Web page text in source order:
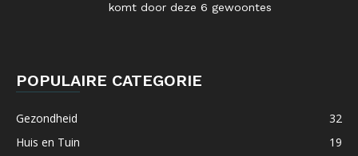
komt door deze 6 gewoontes
POPULAIRE CATEGORIE
Gezondheid
32
Huis en Tuin
19